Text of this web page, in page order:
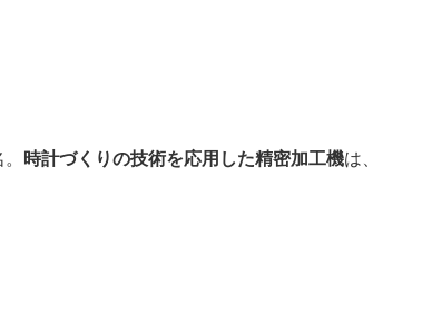
時計づくりの技術を応用した精密加工機は、